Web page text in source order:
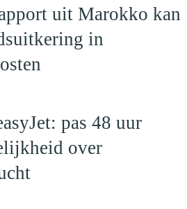
uit Marokko kan
in
pas 48 uur
over